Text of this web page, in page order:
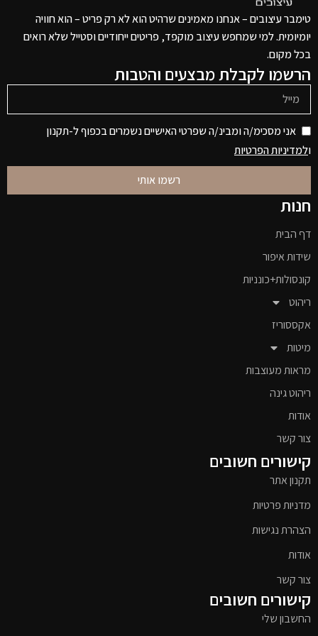
טימבר עיצובים – אנחנו מאמינים שרהיט הוא לא רק פריט – הוא חוויה
יומיומית. למי שמחפש עיצוב מוקפד, פריטים ייחודיים וסטייל שלא רואים
בכל מקום.
הרשמו לקבלת מבצעים והטבות
אני מסכימ/ה ומבינ/ה שפרטי האישיים נשמרים בכפוף ל-תקנון
ולמדיניות הפרטיות
רשמו אותי
חנות
דף הבית
שידות איפור
קונסולות+כונניות
ריהוט
אקססוריז
מיטות
מראות מעוצבות
ריהוט גינה
אודות
צור קשר
קישורים חשובים
תקנון אתר
מדניות פרטיות
הצהרת נגישות
אודות
צור קשר
קישורים חשובים
החשבון שלי